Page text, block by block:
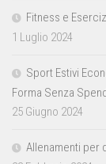
Fitness e
1 Luglio 2024
Sport Estivi
Forma Senza
25 Giugno 2024
Allenamenti per